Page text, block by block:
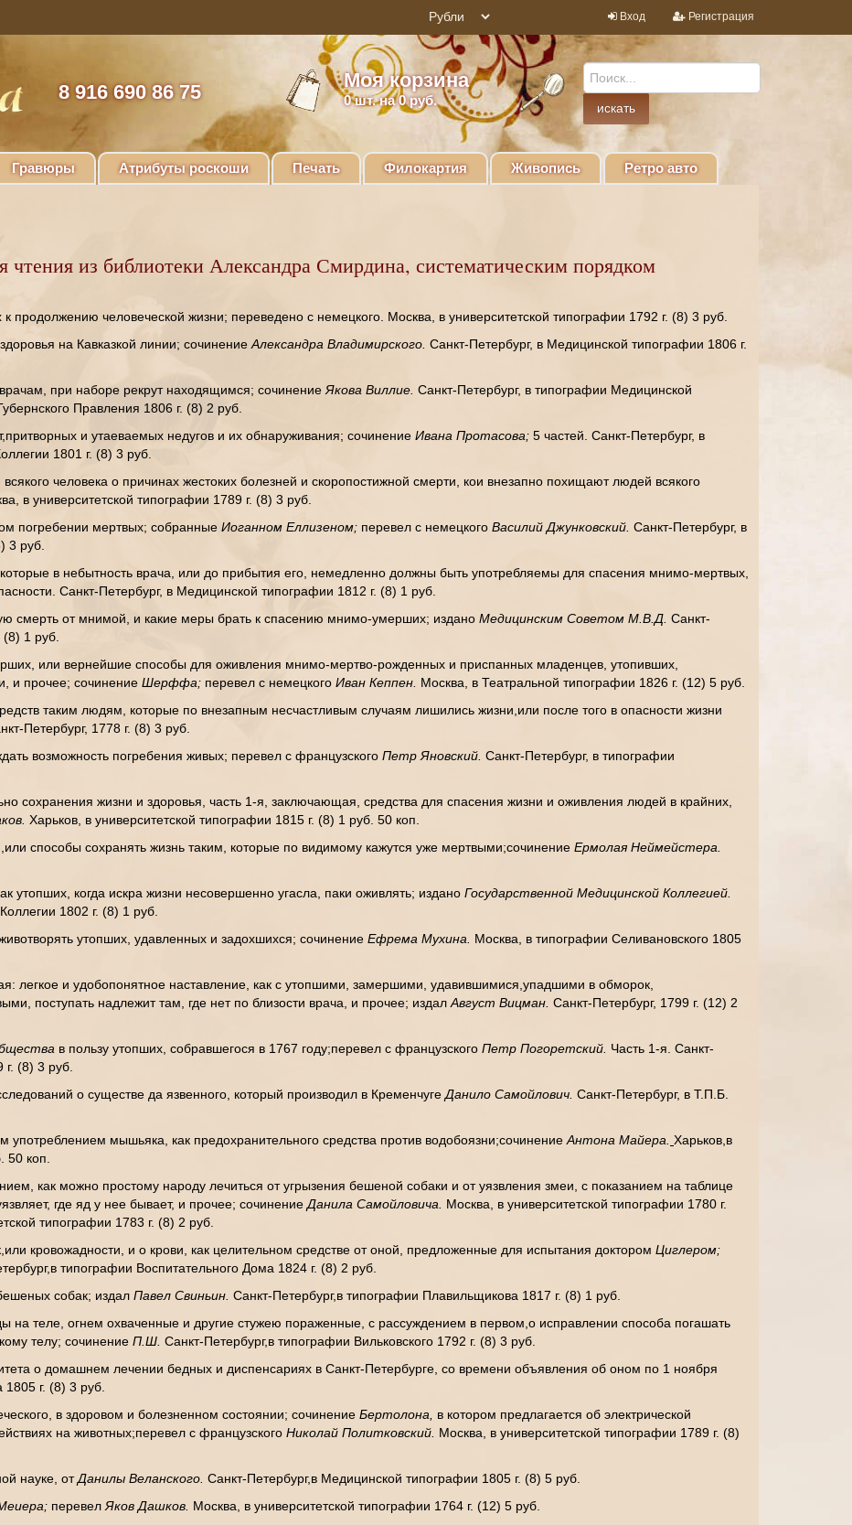
Вход Регистрация
8 916 690 86 75
Моя корзина
0шт. на 0 руб.
Гравюры Атрибуты роскоши Печать Филокартия Живопись Ретро авто
чтения из библиотеки Александра Смирдина, систематическим порядком
человеческой жизни; переведено с немецкого. Москва, в университетской типографии 1792 г. (8) 3 руб.
на Кавказкой линии; сочинение Александра Владимирского. Санкт-Петербург, в Медицинской типографии 1806 г.
при наборе рекрут находящимся; сочинение Якова Виллие. Санкт-Петербург, в типографии Медицинской
Правления 1806 г. (8) 2 руб.
и утаеваемых недугов и их обнаруживания; сочинение Ивана Протасова; 5 частей. Санкт-Петербург, в
1801 г. (8) 3 руб.
человека о причинах жестоких болезней и скоропостижной смерти, кои внезапно похищают людей всякого
в университетской типографии 1789 г. (8) 3 руб.
погребении мертвых; собранные Иоганном Еллизеном; перевел с немецкого Василий Джунковский. Санкт-Петербург, в
3 руб.
в небытность врача, или до прибытия его, немедленно должны быть употребляемы для спасения мнимо-мертвых,
Санкт-Петербург, в Медицинской типографии 1812 г. (8) 1 руб.
смерть от мнимой, и какие меры брать к спасению мнимо-умерших; издано Медицинским Советом М.В.Д. Санкт-
1 руб.
или вернейшие способы для оживления мнимо-мертво-рожденных и приспанных младенцев, утопивших,
и прочее; сочинение Шерффа; перевел с немецкого Иван Кеппен. Москва, в Театральной типографии 1826 г. (12) 5 руб.
таким людям, которые по внезапным несчастливым случаям лишились жизни,или после того в опасности жизни
Петербург, 1778 г. (8) 3 руб.
возможность погребения живых; перевел с французского Петр Яновский. Санкт-Петербург, в типографии
сохранения жизни и здоровья, часть 1-я, заключающая, средства для спасения жизни и оживления людей в крайних,
Харьков, в университетской типографии 1815 г. (8) 1 руб. 50 коп.
способы сохранять жизнь таким, которые по видимому кажутся уже мертвыми;сочинение Ермолая Неймейстера.
утопших, когда искра жизни несовершенно угасла, паки оживлять; издано Государственной Медицинской Коллегией.
1802 г. (8) 1 руб.
утопших, удавленных и задохшихся; сочинение Ефрема Мухина. Москва, в типографии Селивановского 1805
легкое и удобопонятное наставление, как с утопшими, замершими, удавившимися,упадшими в обморок,
поступать надлежит там, где нет по близости врача, и прочее; издал Август Вицман. Санкт-Петербург, 1799 г. (12) 2
в пользу утопших, собравшегося в 1767 году;перевел с французского Петр Погоретский. Часть 1-я. Санкт-
(8) 3 руб.
о существе да язвенного, который производил в Кременчуге Данило Самойлович. Санкт-Петербург, в Т.П.Б.
мышьяка, как предохранительного средства против водобоязни;сочинение Антона Майера. Харьков,в
50 коп.
как можно простому народу лечиться от угрызения бешеной собаки и от уязвления змеи, с показанием на таблице
где яд у нее бывает, и прочее; сочинение Данила Самойловича. Москва, в университетской типографии 1780 г.
типографии 1783 г. (8) 2 руб.
кровожадности, и о крови, как целительном средстве от оной, предложенные для испытания доктором Циглером;
типографии Воспитательного Дома 1824 г. (8) 2 руб.
собак; издал Павел Свиньин. Санкт-Петербург,в типографии Плавильщикова 1817 г. (8) 1 руб.
на теле, огнем охваченные и другие стужею пораженные, с рассуждением в первом,о исправлении способа погашать
телу; сочинение П.Ш. Санкт-Петербург,в типографии Вильковского 1792 г. (8) 3 руб.
о домашнем лечении бедных и диспенсариях в Санкт-Петербурге, со времени объявления об оном по 1 ноября
г. (8) 3 руб.
в здоровом и болезненном состоянии; сочинение Бертолона, в котором предлагается об электрической
на животных;перевел с французского Николай Политковский. Москва, в университетской типографии 1789 г. (8)
науке, отДанилы Веланского. Санкт-Петербург,в Медицинской типографии 1805 г. (8) 5 руб.
перевел Яков Дашков. Москва, в университетской типографии 1764 г. (12) 5 руб.